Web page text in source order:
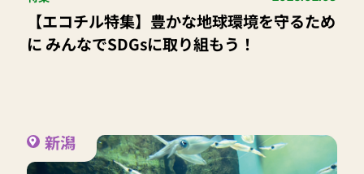
【エコチル特集】豊かな地球環境を守るため
に みんなでSDGsに取り組もう！
新潟